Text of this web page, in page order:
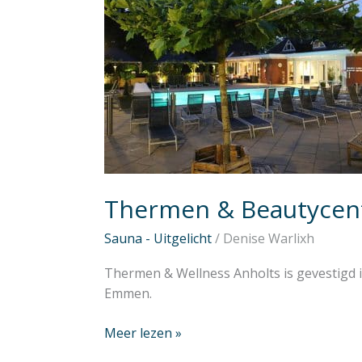
Thermen &
Sauna - Uitgelicht/ Denise Warlixh
Thermen & Wellness Anholts is
Emmen.
Anholts
Meer lezen »